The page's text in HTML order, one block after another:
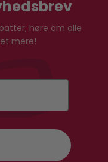
høre om alle
mere!